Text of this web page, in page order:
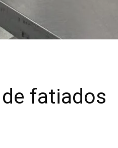
fatiados